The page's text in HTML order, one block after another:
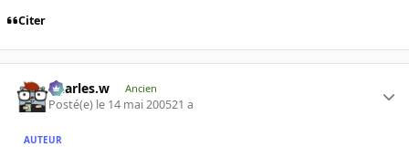
Citer
Charles.w Ancien
Posté(e) le 14 mai 200521 a
AUTEUR